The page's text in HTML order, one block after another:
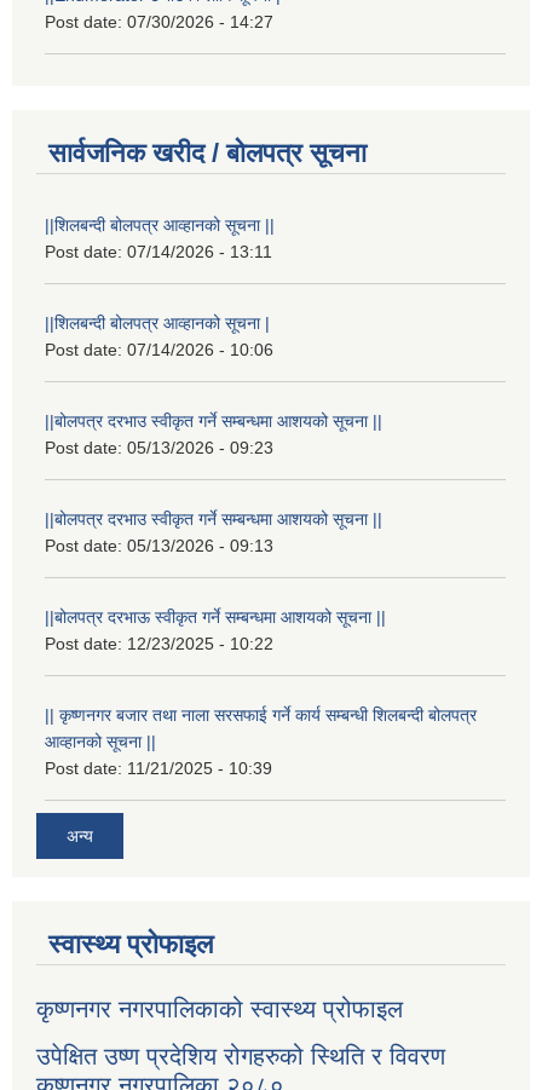
Post date: 07/30/2026 - 14:27
सार्वजनिक खरीद / बोलपत्र सूचना
||शिलबन्दी बोलपत्र आव्हानको सूचना ||
Post date: 07/14/2026 - 13:11
||शिलबन्दी बोलपत्र आव्हानको सूचना |
Post date: 07/14/2026 - 10:06
||बोलपत्र दरभाउ स्वीकृत गर्ने सम्बन्धमा आशयको सूचना ||
Post date: 05/13/2026 - 09:23
||बोलपत्र दरभाउ स्वीकृत गर्ने सम्बन्धमा आशयको सूचना ||
Post date: 05/13/2026 - 09:13
||बोलपत्र दरभाऊ स्वीकृत गर्ने सम्बन्धमा आशयको सूचना ||
Post date: 12/23/2025 - 10:22
|| कृष्णनगर बजार तथा नाला सरसफाई गर्ने कार्य सम्बन्धी शिलबन्दी बोलपत्र
आव्हानको सूचना ||
Post date: 11/21/2025 - 10:39
अन्य
स्वास्थ्य प्रोफाइल
कृष्णनगर नगरपालिकाको स्वास्थ्य प्रोफाइल
उपेक्षित उष्ण प्रदेशिय रोगहरुको स्थिति र विवरण